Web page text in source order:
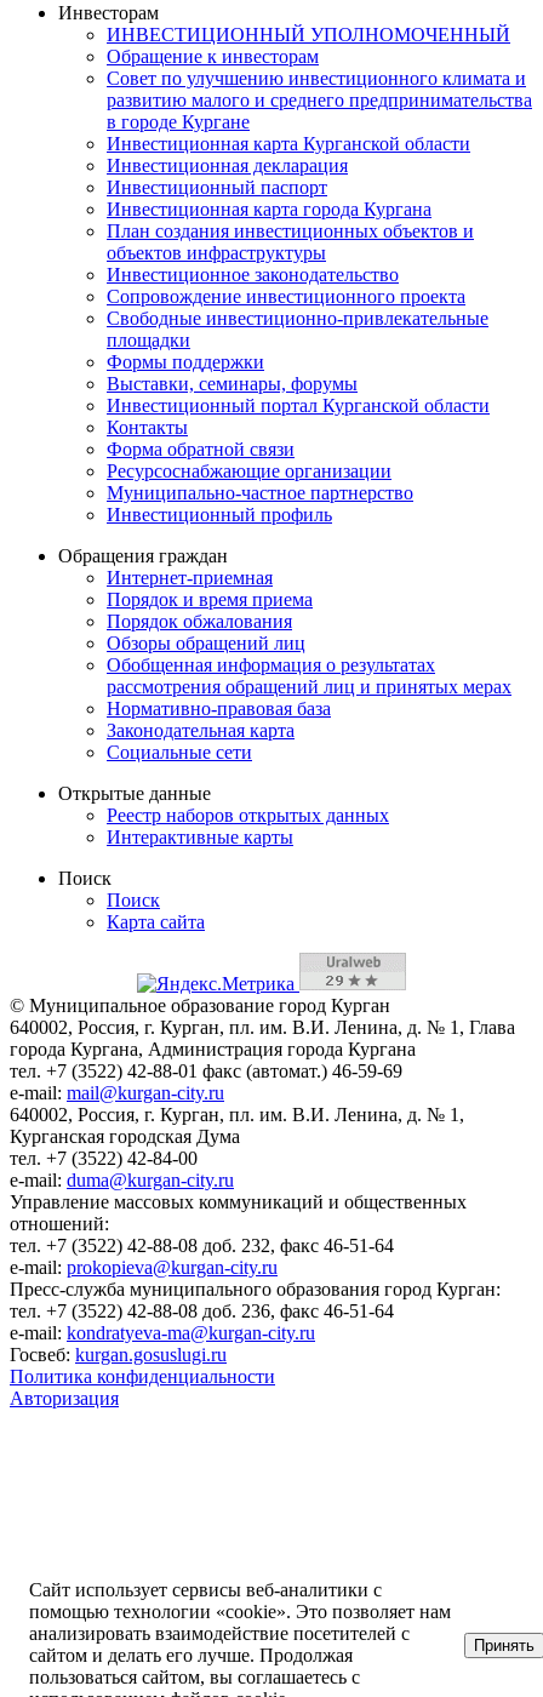
Инвесторам
ИНВЕСТИЦИОННЫЙ УПОЛНОМОЧЕННЫЙ
Обращение к инвесторам
Совет по улучшению инвестиционного климата и
развитию малого и среднего предпринимательства
в городе Кургане
Инвестиционная карта Курганской области
Инвестиционная декларация
Инвестиционный паспорт
Инвестиционная карта города Кургана
План создания инвестиционных объектов и
объектов инфраструктуры
Инвестиционное законодательство
Сопровождение инвестиционного проекта
Свободные инвестиционно-привлекательные
площадки
Формы поддержки
Выставки, семинары, форумы
Инвестиционный портал Курганской области
Контакты
Форма обратной связи
Ресурсоснабжающие организации
Муниципально-частное партнерство
Инвестиционный профиль
Обращения граждан
Интернет-приемная
Порядок и время приема
Порядок обжалования
Обзоры обращений лиц
Обобщенная информация о результатах
рассмотрения обращений лиц и принятых мерах
Нормативно-правовая база
Законодательная карта
Социальные сети
Открытые данные
Реестр наборов открытых данных
Интерактивные карты
Поиск
Поиск
Карта сайта
© Муниципальное образование город Курган
640002, Россия, г. Курган, пл. им. В.И. Ленина, д. № 1, Глава
города Кургана, Администрация города Кургана
тел. +7 (3522) 42-88-01 факс (автомат.) 46-59-69
e-mail: mail@kurgan-city.ru
640002, Россия, г. Курган, пл. им. В.И. Ленина, д. № 1,
Курганская городская Дума
тел. +7 (3522) 42-84-00
e-mail: duma@kurgan-city.ru
Управление массовых коммуникаций и общественных
отношений:
тел. +7 (3522) 42-88-08 доб. 232, факс 46-51-64
e-mail: prokopieva@kurgan-city.ru
Пресс-служба муниципального образования город Курган:
тел. +7 (3522) 42-88-08 доб. 236, факс 46-51-64
e-mail: kondratyeva-ma@kurgan-city.ru
Госвеб: kurgan.gosuslugi.ru
Политика конфиденциальности
Авторизация
Сайт использует сервисы веб-аналитики с
помощью технологии «cookie». Это позволяет нам
анализировать взаимодействие посетителей с
сайтом и делать его лучше. Продолжая
пользоваться сайтом, вы соглашаетесь с
Принять